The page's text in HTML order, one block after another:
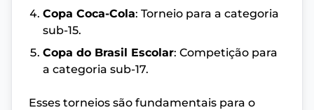
Copa Coca-Cola: Torneio para a categoria
sub-15.
Copa do Brasil Escolar: Competição para
a categoria sub-17.
Esses torneios são fundamentais para o